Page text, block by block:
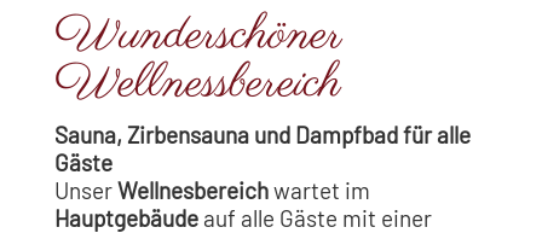
Wunderschöner
Wellnessbereich
Sauna, Zirbensauna und Dampfbad für alle
Gäste
UnserWellnesbereichwartet im
Hauptgebäudeauf alle Gäste mit einer